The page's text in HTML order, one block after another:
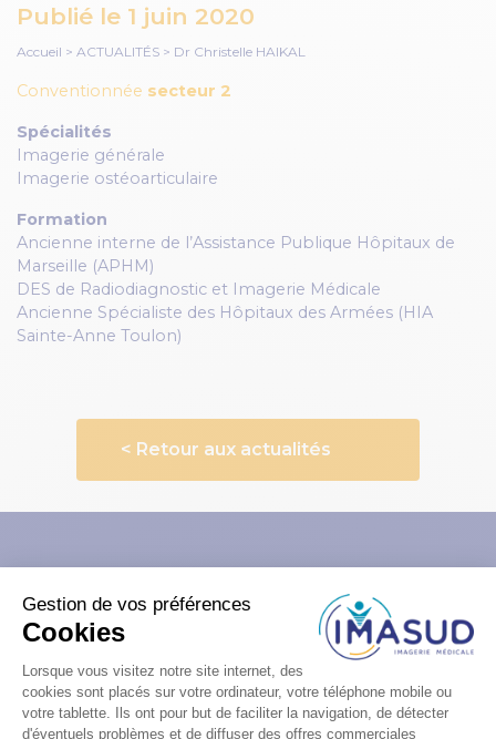
Publié le 1 juin 2020
Accueil > ACTUALITÉS > Dr Christelle HAIKAL
Conventionnée secteur 2
Spécialités
Imagerie générale
Imagerie ostéoarticulaire
Formation
Ancienne interne de l’Assistance Publique Hôpitaux de
Marseille (APHM)
DES de Radiodiagnostic et Imagerie Médicale
Ancienne Spécialiste des Hôpitaux des Armées (HIA
Sainte-Anne Toulon)
< Retour aux actualités
Vous avez des
questions ?